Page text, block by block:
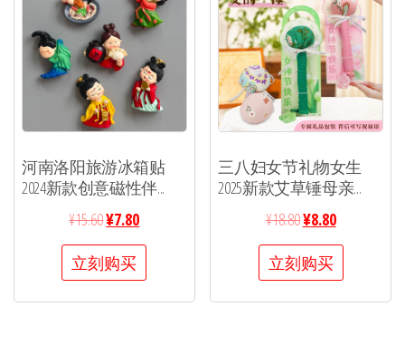
河南洛阳旅游冰箱贴
2024新款创意磁性伴...
¥15.60¥7.80
立刻购买
三八妇女节礼物女生
2025新款艾草锤母亲...
¥18.80¥8.80
立刻购买